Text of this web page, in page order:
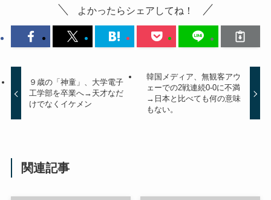
よかったらシェアしてね！
９歳の「神童」、大学電子
工学部を卒業へ→天才なだ
けでなくイケメン
韓国メディア、無観客アウ
ェーでの2戦連続0-0に不満
→日本と比べても何の意味
もない。
関連記事